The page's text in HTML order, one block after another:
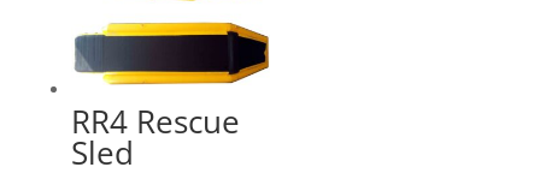
RR4 Rescue
Sled